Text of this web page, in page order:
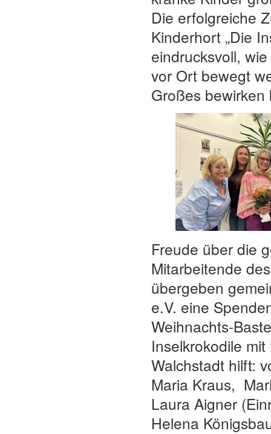
Die erfolgreiche
Kinderhort „Die
eindrucksvoll,
vor Ort bewegt
Großes bewirken
Freude über die
Mitarbeitende
übergeben
e.V. eine
Weihnachts-
Inselkrokodile
Walchstadt hilft:
Maria Kraus,
Laura Aigner
Helena